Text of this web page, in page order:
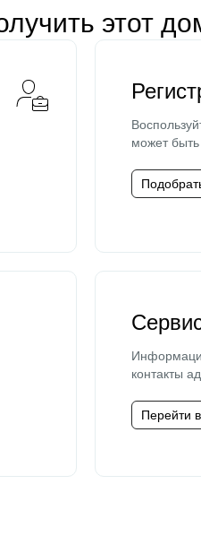
этот
может
контакты
Перейти